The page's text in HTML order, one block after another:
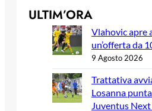
ULTIM’ORA
Vlahovic apre
un’offerta da
9 Agosto 2026
Trattativa
Losanna
Juventus Next